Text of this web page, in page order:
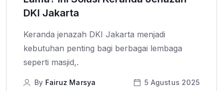
DKI Jakarta
Keranda jenazah DKI Jakarta menjadi
kebutuhan penting bagi berbagai lembaga
seperti masjid,.
By Fairuz Marsya 5 Agustus 2025